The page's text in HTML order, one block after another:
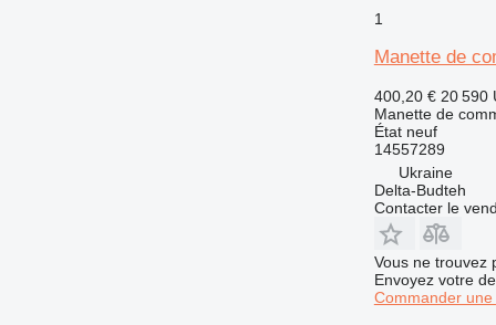
1
Manette de
400,20 € 20 590
Manette de
Étatneuf
14557289
Ukraine
Delta-Budteh
Contacter le
Vous ne trouvez
Envoyez votre
Commander